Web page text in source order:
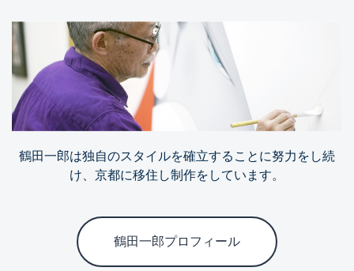
鶴田一郎は独自のスタイルを確立することに努力をし続
け、京都に移住し制作をしています。
鶴田一郎プロフィール